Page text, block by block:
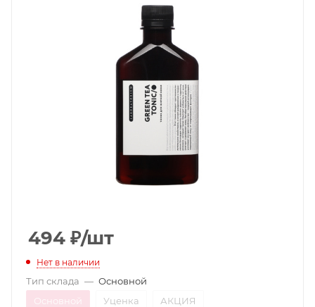
494 ₽/шт
Нет в наличии
Тип склада — Основной
Основной
Уценка АКЦИЯ